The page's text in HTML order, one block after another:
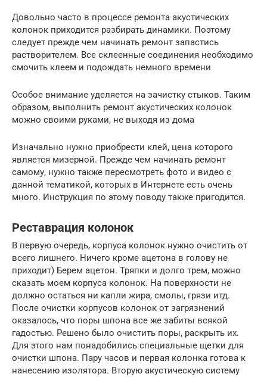
Довольно часто в процессе ремонта акустических
колонок приходится разбирать динамики. Поэтому
следует прежде чем начинать ремонт запастись
растворителем. Все склеенные соединения необходимо
смочить клеем и подождать немного времени
Особое внимание уделяется на зачистку стыков. Таким
образом, выполнить ремонт акустических колонок
можно своими руками, не выходя из дома
Изначально нужно приобрести клей, цена которого
является мизерной. Прежде чем начинать ремонт
самому, нужно также пересмотреть фото и видео с
данной тематикой, которых в Интернете есть очень
много. Инструкция по этому поводу также пригодится.
Реставрация колонок
В первую очередь, корпуса колонок нужно очистить от
всего лишнего. Ничего кроме ацетона в голову не
приходит) Берем ацетон. Тряпки и долго трем, можно
сказать моем корпуса колонок. На поверхности не
должно остаться ни капли жира, смолы, грязи итд.
После очистки корпусов колонок от загрязнений
оказалось, что поры шпона все же забиты всякой
гадостью. Решено было очистить поры, раскрыть их.
Для этого нам понадобились специальные щетки для
очистки шпона. Пару часов и первая колонка готова к
нанесению изолятора. Вторую акустическую систему